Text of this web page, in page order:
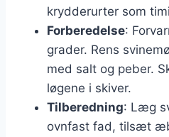
krydderurter som
Forberedelse:
grader. Rens
med salt og peber.
løgene i skiver.
Tilberedning: Læg
ovnfast fad, tilsæt